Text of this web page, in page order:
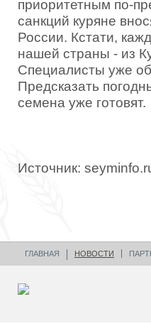
приоритетным по-
санкций куряне
России. Кстати,
нашей страны - из
Специалисты уже
Предсказать
семена уже готовят.
Источник:
ГЛАВНАЯ НОВОСТИ